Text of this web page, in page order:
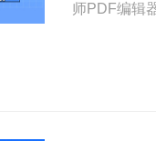
师PDF编辑